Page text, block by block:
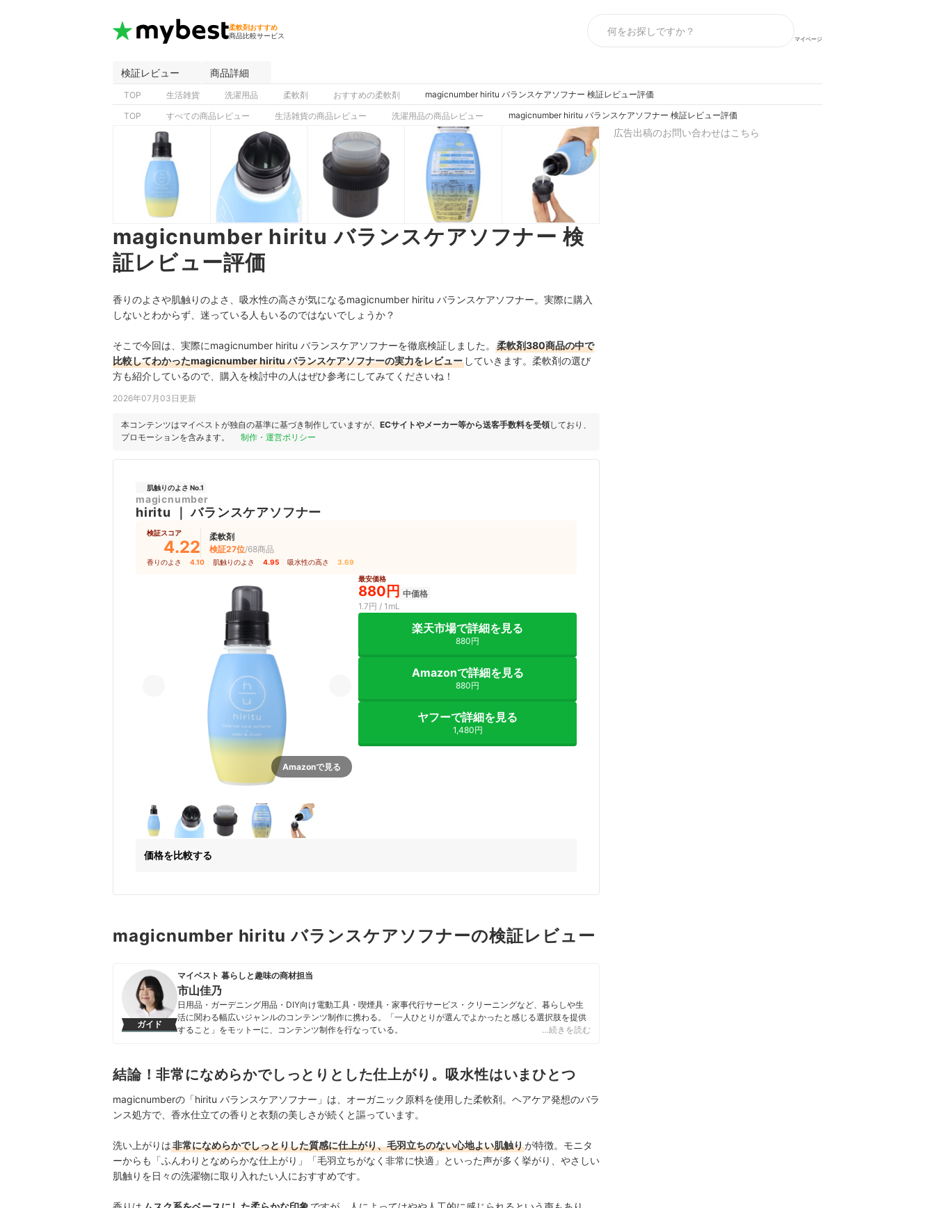
柔軟剤おすすめ
商品比較サービス
マイページ
検証レビュー 商品詳細
TOP 生活雑貨 洗濯用品 柔軟剤 おすすめの柔軟剤 magicnumber hiritu バランスケアソフナー 検証レビュー評価
TOP すべての商品レビュー 生活雑貨の商品レビュー 洗濯用品の商品レビュー magicnumber hiritu バランスケアソフナー 検証レビュー評価
magicnumber hiritu バランスケアソフナー 検
証レビュー評価
香りのよさや肌触りのよさ、吸水性の高さが気になるmagicnumber hiritu バランスケアソフナー。実際に購入
しないとわからず、迷っている人もいるのではないでしょうか？
そこで今回は、実際にmagicnumber hiritu バランスケアソフナーを徹底検証しました。
柔軟剤380商品の中で
比較してわかったmagicnumber hiritu バランスケアソフナーの実力をレビュー していきます。柔軟剤の選び
方も紹介しているので、購入を検討中の人はぜひ参考にしてみてくださいね！
2026年07月03日更新
本コンテンツはマイベストが独自の基準に基づき制作していますが、 ECサイトやメーカー等から送客手数料を受領しており、
プロモーションを含みます。
制作・運営ポリシー
肌触りのよさ No.1
magicnumber
hiritu ｜バランスケアソフナー
検証スコア
4.22
柔軟剤
検証27位/68商品
香りのよさ 4.10 肌触りのよさ 4.95 吸水性の高さ 3.69
Amazonで見る
最安価格
880円 中価格
1.7円 / 1mL
楽天市場で詳細を見る
880円
Amazonで詳細を見る
880円
ヤフーで詳細を見る
1,480円
価格を比較する
magicnumber hiritu バランスケアソフナーの検証レビュー
ガイド
マイベスト 暮らしと趣味の商材担当
市山佳乃
日用品・ガーデニング用品・DIY向け電動工具・喫煙具・家事代行サービス・クリーニングなど、暮らしや生
活に関わる幅広いジャンルのコンテンツ制作に携わる。「一人ひとりが選んでよかったと感じる選択肢を提供
すること」をモットーに、コンテンツ制作を行なっている。
…続きを読む
結論！非常になめらかでしっとりとした仕上がり。吸水性はいまひとつ
magicnumberの「hiritu バランスケアソフナー」は、オーガニック原料を使用した柔軟剤。ヘアケア発想のバラ
ンス処方で、香水仕立ての香りと衣類の美しさが続くと謳っています。
洗い上がりは非常になめらかでしっとりした質感に仕上がり、毛羽立ちのない心地よい肌触りが特徴。モニタ
ーからも「ふんわりとなめらかな仕上がり」「毛羽立ちがなく非常に快適」といった声が多く挙がり、やさしい
肌触りを日々の洗濯物に取り入れたい人におすすめです。
広告出稿のお問い合わせはこちら